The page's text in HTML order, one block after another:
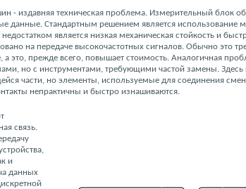
- издавняя техническая проблема. Измерительный блок
данные. Стандартным решением является использование
является низкая механическая стойкость и
на передаче высокочастотных сигналов. Обычно это
это, прежде всего, повышает стоимость. Аналогичная
но с инструментами, требующими частой замены. Здесь
части, но элементы, используемые для соединения
непрактичны и быстро изнашиваются.
связь.
и
данных